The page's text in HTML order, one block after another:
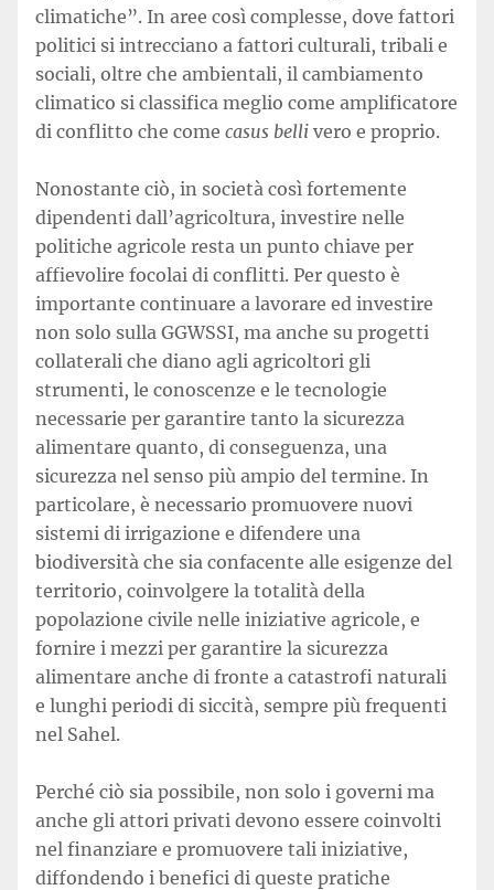
climatiche”. In aree così complesse, dove fattori
politici si intrecciano a fattori culturali, tribali e
sociali, oltre che ambientali, il cambiamento
climatico si classifica meglio come amplificatore
di conflitto che come casus belli vero e proprio.
Nonostante ciò, in società così fortemente
dipendenti dall’agricoltura, investire nelle
politiche agricole resta un punto chiave per
affievolire focolai di conflitti. Per questo è
importante continuare a lavorare ed investire
non solo sulla GGWSSI, ma anche su progetti
collaterali che diano agli agricoltori gli
strumenti, le conoscenze e le tecnologie
necessarie per garantire tanto la sicurezza
alimentare quanto, di conseguenza, una
sicurezza nel senso più ampio del termine. In
particolare, è necessario promuovere nuovi
sistemi di irrigazione e difendere una
biodiversità che sia confacente alle esigenze del
territorio, coinvolgere la totalità della
popolazione civile nelle iniziative agricole, e
fornire i mezzi per garantire la sicurezza
alimentare anche di fronte a catastrofi naturali
e lunghi periodi di siccità, sempre più frequenti
nel Sahel.
Perché ciò sia possibile, non solo i governi ma
anche gli attori privati devono essere coinvolti
nel finanziare e promuovere tali iniziative,
diffondendo i benefici di queste pratiche